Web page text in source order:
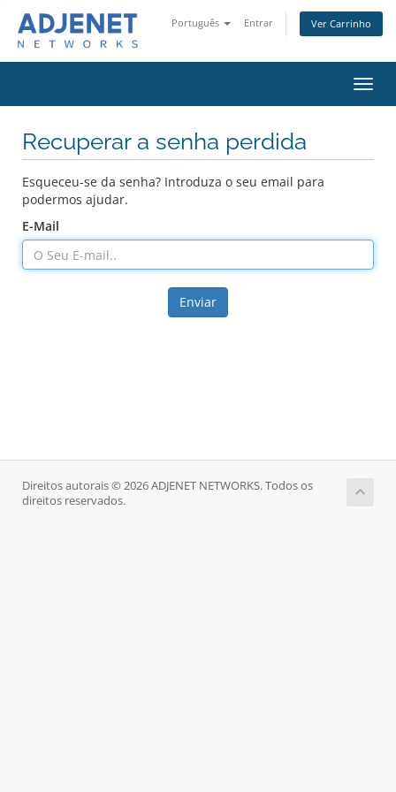
Português Entrar Ver Carrinho
Recuperar a senha perdida
Esqueceu-se da senha? Introduza o seu email para
podermos ajudar.
E-Mail
Enviar
Direitos autorais © 2026 ADJENET NETWORKS. Todos os
direitos reservados.